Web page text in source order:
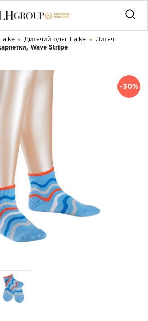
UA|RU
шукаєте?
Falke Дитячий одяг Falke
Дитячі
Wave Stripe
-30%